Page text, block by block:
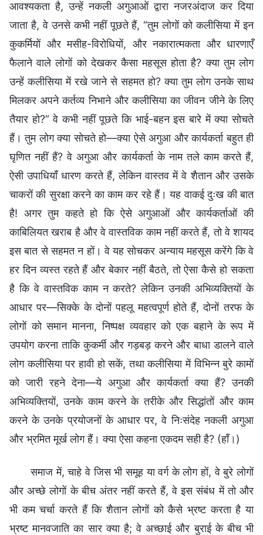
आवश्यकता है, उन्हें नकली अगुआओं द्वारा नजरअंदाज कर दिया
जाता है, वे उनसे कभी नहीं पूछते हैं, “तुम लोगों को कलीसिया में इन
कुकर्मियों और मसीह-विरोधियों, और नकारात्मकता और धारणाएँ
फैलाने वाले लोगों को देखकर कैसा महसूस होता है? क्या तुम लोग
उन्हें कलीसिया में रखे जाने से सहमत हो? क्या तुम लोग उनके साथ
मिलकर अपने कर्तव्य निभाने और कलीसिया का जीवन जीने के लिए
तैयार हो?” वे कभी नहीं पूछते कि भाई-बहन इस बारे में क्या सोचते
हैं। तुम लोग क्या सोचते हो—क्या ऐसे अगुआ और कार्यकर्ता बहुत ही
घृणित नहीं हैं? वे अगुआ और कार्यकर्ता के नाम तले काम करते हैं,
ऐसी उपाधियाँ धारण करते हैं, लेकिन वास्तव में वे शैतान और उसके
चाकरों की सुरक्षा करने का काम कर रहे हैं। यह वाकई दुःख की बात
है! अगर तुम कहते हो कि ऐसे अगुआओं और कार्यकर्ताओं की
काबिलियत खराब है और वे वास्तविक काम नहीं करते हैं, तो वे शायद
इस बात से सहमत न हों। वे यह सोचकर अन्याय महसूस करेंगे कि वे
हर दिन व्यस्त रहते हैं और बेकार नहीं बैठते, तो ऐसा कैसे हो सकता
है कि वे वास्तविक काम न करते? लेकिन उनकी अभिव्यक्तियों के
आधार पर—सिक्के के दोनों पहलू महत्वपूर्ण होते हैं, दोनों तरफ के
लोगों को समान मानना, निष्पक्ष व्यवहार को एक बहाने के रूप में
उपयोग करना ताकि कुकर्मी और गड़बड़ करने और बाधा डालने वाले
लोग कलीसिया पर हावी हो सकें, तथा कलीसिया में विभिन्न बुरे कामों
को जारी रहने देना—ये अगुआ और कार्यकर्ता क्या हैं? उनकी
अभिव्यक्तियों, उनके काम करने के तरीके और सिद्धांतों और काम
करने के उनके प्रयोजनों के आधार पर, वे निःसंदेह नकली अगुआ
और भ्रमित मूर्ख लोग हैं। क्या ऐसा कहना एकदम सही है? (हाँ।)
समाज में, चाहे वे जिस भी समूह या वर्ग के लोग हों, वे बुरे लोगों
और अच्छे लोगों के बीच अंतर नहीं करते हैं, वे इस संबंध में तो और
भी कम चर्चा करते हैं कि शैतान लोगों को कैसे भ्रष्ट करता है या
भ्रष्ट मानवजाति का सार क्या है; वे अच्छाई और बुराई के बीच भी